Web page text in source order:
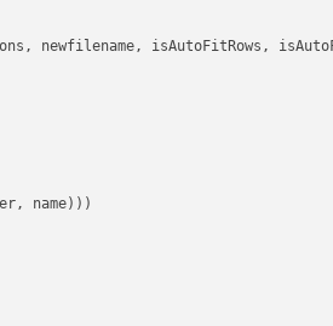
newfilename, isAutoFitRows,
name)))